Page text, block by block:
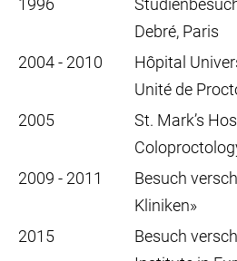
1996
Debré, Paris
2004 - 2010
Hôpital
Unité de
2005
St. Mark’s
2009 - 2011
Besuch
Kliniken»
2015
Besuch